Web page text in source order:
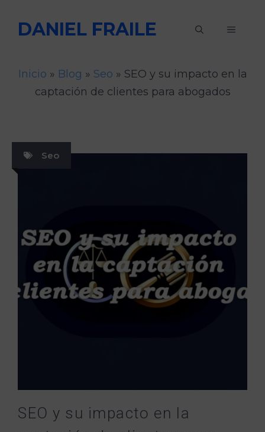
DANIEL FRAILE MENÚ
Inicio » Blog » Seo » SEO y su impacto en la
captación de clientes para abogados
Seo
SEO y su impacto en la